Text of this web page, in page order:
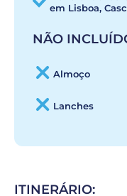
em Lisboa,
NÃO
Almoço
Lanches
ITINERÁRIO: